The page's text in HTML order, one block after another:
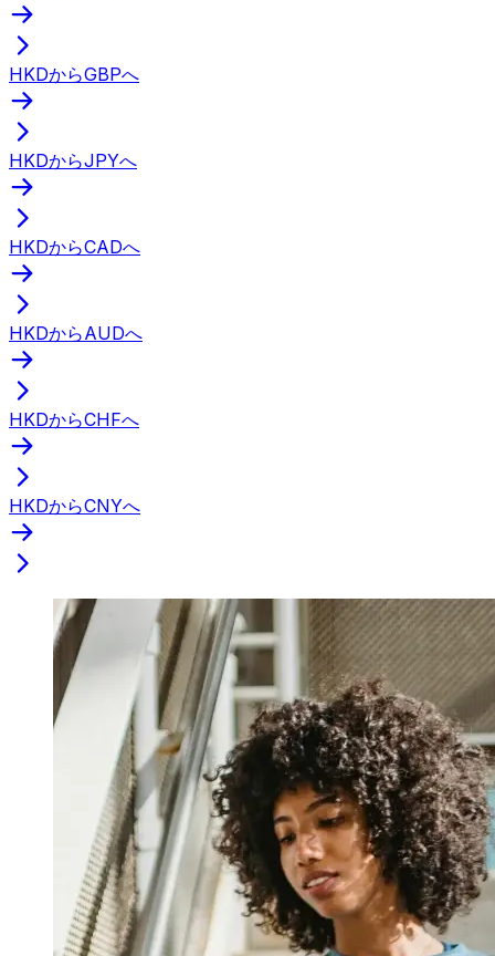
HKDからGBPへ
HKDからJPYへ
HKDからCADへ
HKDからAUDへ
HKDからCHFへ
HKDからCNYへ